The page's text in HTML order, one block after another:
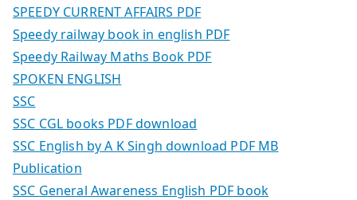
SPEEDY CURRENT AFFAIRS PDF
Speedy railway book in english PDF
Speedy Railway Maths Book PDF
SPOKEN ENGLISH
SSC
SSC CGL books PDF download
SSC English by A K Singh download PDF MB
Publication
SSC General Awareness English PDF book